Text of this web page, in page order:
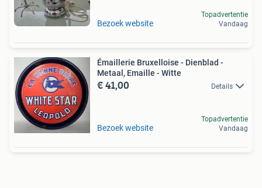
Bezoek website
Topadvertentie
Vandaag
Émaillerie Bruxelloise - Dienblad -
Metaal, Emaille - Witte
€ 41,00 Details
Bezoek website
Topadvertentie
Vandaag